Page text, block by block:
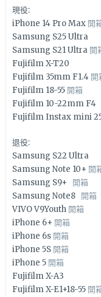
現役:
iPhone 14 Pro Max 開
Samsung S25 Ultra
Samsung S21 Ultra 開
Fujifilm X-T20
Fujifilm 35mm F1.4 開
Fujifilm 18-55 開箱
Fujifilm 10-22mm F4
Fujifilm Instax mini
退役:
Samsung S22 Ultra
Samsung Note 10+ 開
Samsung S9+ 開箱
Samsung Note8 開箱
VIVO V9Youth 開箱
iPhone 6+ 開箱
iPhone 6s 開箱
iPhone 5S 開箱
iPhone 5 開箱
Fujifilm X-A3
Fujifilm X-E1+18-55 開